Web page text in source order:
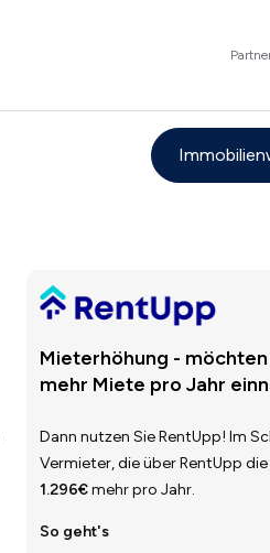
Mieterhöhung - möchten
mehr Miete pro Jahr
Dann nutzen Sie RentUpp! Im
Vermieter, die über RentUpp
1.296€mehr pro Jahr.
So geht's